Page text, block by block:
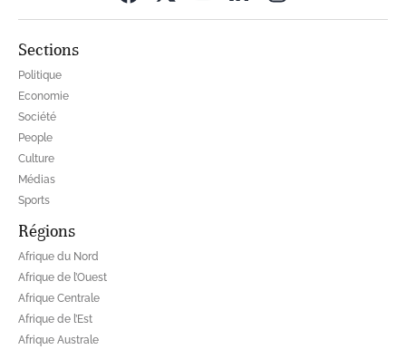
Sections
Politique
Economie
Société
People
Culture
Médias
Sports
Régions
Afrique du Nord
Afrique de l’Ouest
Afrique Centrale
Afrique de l’Est
Afrique Australe